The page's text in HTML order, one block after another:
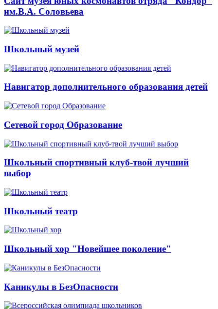
им.В.А. Соловьева
Школьный музей
Навигатор дополнительного образования детей
Сетевой город Образование
Школьный спортивный клуб-твой лучший
выбор
Школьный театр
Школьный хор "Новейшее поколение"
Каникулы в БезОпасности